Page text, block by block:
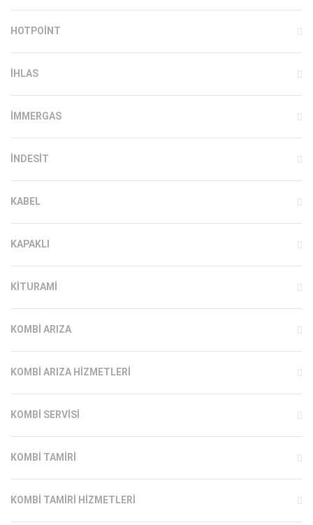
HOTPOINT
IHLAS
İMMERGAS
INDESIT
KABEL
KAPAKLI
KITURAMI
KOMBI ARIZA
KOMBI ARIZA HIZMETLERI
KOMBI SERVISI
KOMBI TAMIRI
KOMBI TAMIRI HIZMETLERI